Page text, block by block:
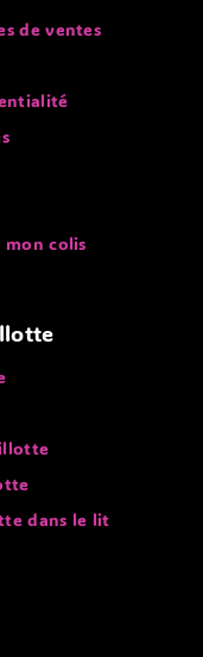
de ventes
colis
dans le lit